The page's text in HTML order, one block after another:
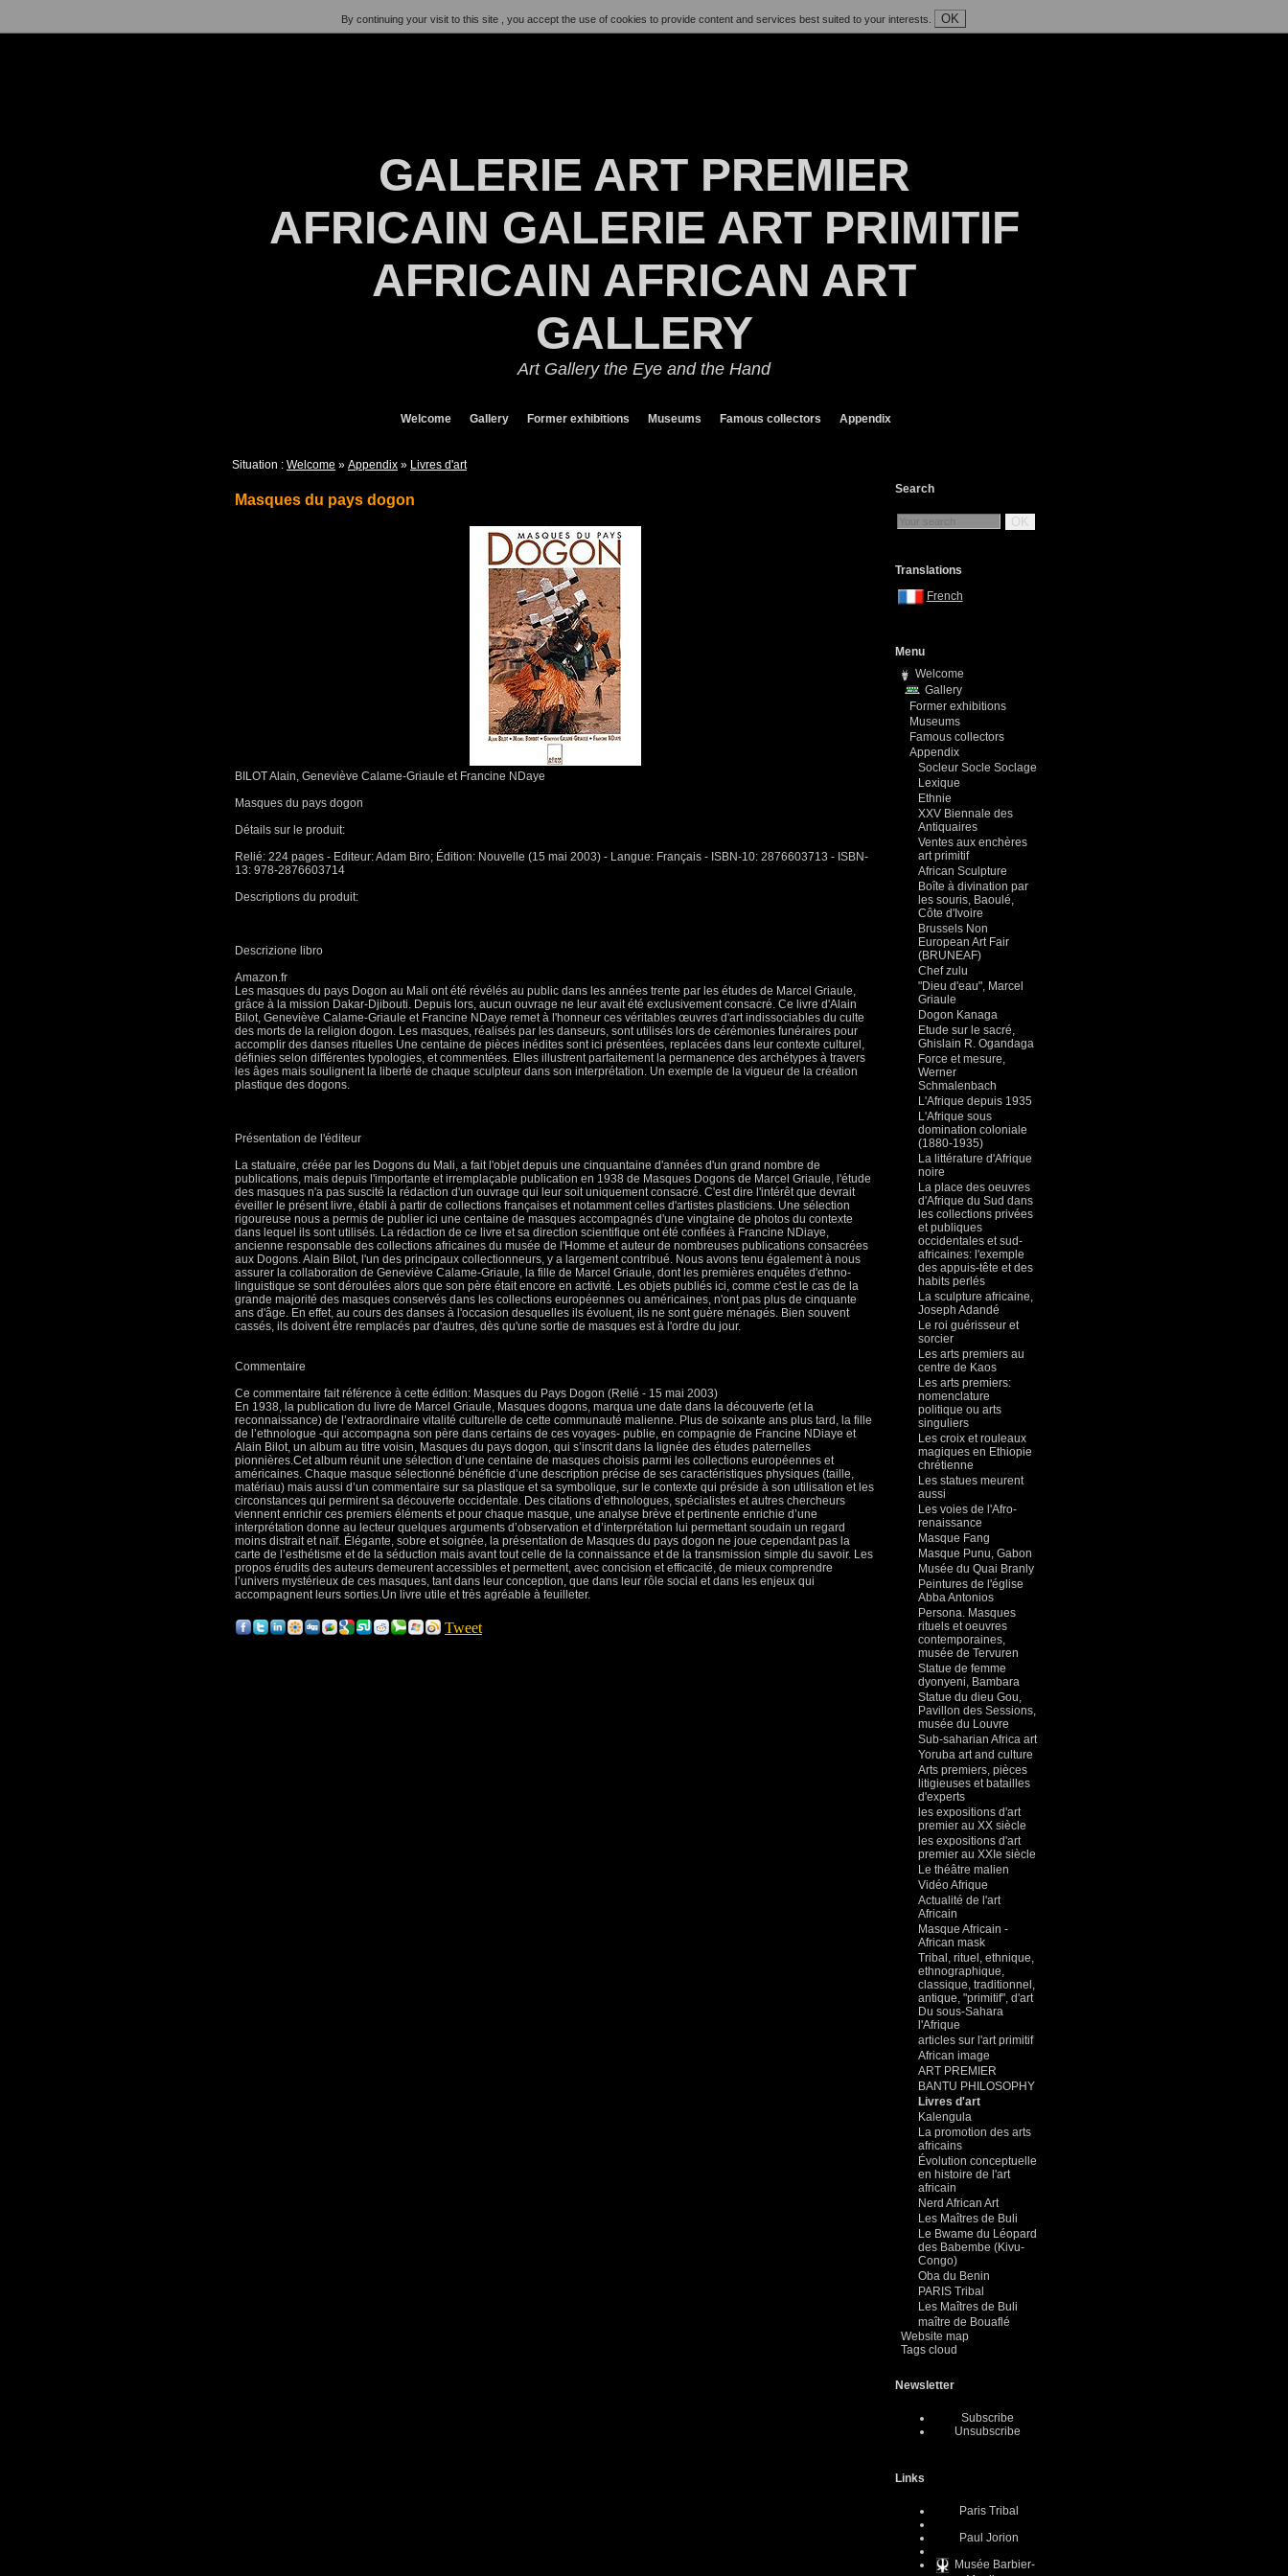
By continuing your visit to this site , you accept the use of cookies to provide content and services best suited to your interests. OK
GALERIE ART PREMIER
AFRICAIN GALERIE ART PRIMITIF
AFRICAIN AFRICAN ART
GALLERY
Art Gallery the Eye and the Hand
Welcome Gallery Former exhibitions Museums Famous collectors Appendix
Situation : Welcome » Appendix » Livres d'art
Masques du pays dogon
BILOT Alain, Geneviève Calame-Griaule et Francine NDaye
Masques du pays dogon
Détails sur le produit:
Relié: 224 pages - Editeur: Adam Biro; Édition: Nouvelle (15 mai 2003) - Langue: Français - ISBN-10: 2876603713 - ISBN-
13: 978-2876603714
Descriptions du produit:
Descrizione libro
Amazon.fr
Les masques du pays Dogon au Mali ont été révélés au public dans les années trente par les études de Marcel Griaule,
grâce à la mission Dakar-Djibouti. Depuis lors, aucun ouvrage ne leur avait été exclusivement consacré. Ce livre d'Alain
Bilot, Geneviève Calame-Griaule et Francine NDaye remet à l'honneur ces véritables œuvres d'art indissociables du culte
des morts de la religion dogon. Les masques, réalisés par les danseurs, sont utilisés lors de cérémonies funéraires pour
accomplir des danses rituelles Une centaine de pièces inédites sont ici présentées, replacées dans leur contexte culturel,
définies selon différentes typologies, et commentées. Elles illustrent parfaitement la permanence des archétypes à travers
les âges mais soulignent la liberté de chaque sculpteur dans son interprétation. Un exemple de la vigueur de la création
plastique des dogons.
Présentation de l'éditeur
La statuaire, créée par les Dogons du Mali, a fait l'objet depuis une cinquantaine d'années d'un grand nombre de
publications, mais depuis l'importante et irremplaçable publication en 1938 de Masques Dogons de Marcel Griaule, l'étude
des masques n'a pas suscité la rédaction d'un ouvrage qui leur soit uniquement consacré. C'est dire l'intérêt que devrait
éveiller le présent livre, établi à partir de collections françaises et notamment celles d'artistes plasticiens. Une sélection
rigoureuse nous a permis de publier ici une centaine de masques accompagnés d'une vingtaine de photos du contexte
dans lequel ils sont utilisés. La rédaction de ce livre et sa direction scientifique ont été confiées à Francine NDiaye,
ancienne responsable des collections africaines du musée de l'Homme et auteur de nombreuses publications consacrées
aux Dogons. Alain Bilot, l'un des principaux collectionneurs, y a largement contribué. Nous avons tenu également à nous
assurer la collaboration de Geneviève Calame-Griaule, la fille de Marcel Griaule, dont les premières enquêtes d'ethno-
linguistique se sont déroulées alors que son père était encore en activité. Les objets publiés ici, comme c'est le cas de la
grande majorité des masques conservés dans les collections européennes ou américaines, n'ont pas plus de cinquante
ans d'âge. En effet, au cours des danses à l'occasion desquelles ils évoluent, ils ne sont guère ménagés. Bien souvent
cassés, ils doivent être remplacés par d'autres, dès qu'une sortie de masques est à l'ordre du jour.
Commentaire
Ce commentaire fait référence à cette édition: Masques du Pays Dogon (Relié - 15 mai 2003)
En 1938, la publication du livre de Marcel Griaule, Masques dogons, marqua une date dans la découverte (et la
reconnaissance) de l’extraordinaire vitalité culturelle de cette communauté malienne. Plus de soixante ans plus tard, la fille
de l’ethnologue -qui accompagna son père dans certains de ces voyages- publie, en compagnie de Francine NDiaye et
Alain Bilot, un album au titre voisin, Masques du pays dogon, qui s’inscrit dans la lignée des études paternelles
pionnières.Cet album réunit une sélection d’une centaine de masques choisis parmi les collections européennes et
américaines. Chaque masque sélectionné bénéficie d’une description précise de ses caractéristiques physiques (taille,
matériau) mais aussi d’un commentaire sur sa plastique et sa symbolique, sur le contexte qui préside à son utilisation et les
circonstances qui permirent sa découverte occidentale. Des citations d’ethnologues, spécialistes et autres chercheurs
viennent enrichir ces premiers éléments et pour chaque masque, une analyse brève et pertinente enrichie d’une
interprétation donne au lecteur quelques arguments d’observation et d’interprétation lui permettant soudain un regard
moins distrait et naïf. Élégante, sobre et soignée, la présentation de Masques du pays dogon ne joue cependant pas la
carte de l’esthétisme et de la séduction mais avant tout celle de la connaissance et de la transmission simple du savoir. Les
propos érudits des auteurs demeurent accessibles et permettent, avec concision et efficacité, de mieux comprendre
l’univers mystérieux de ces masques, tant dans leur conception, que dans leur rôle social et dans les enjeux qui
accompagnent leurs sorties.Un livre utile et très agréable à feuilleter.
Tweet
Search
OK
Translations
French
Menu
Welcome
Gallery
Former exhibitions
Museums
Famous collectors
Appendix
Socleur Socle Soclage
Lexique
Ethnie
XXV Biennale des
Antiquaires
Ventes aux enchères
art primitif
African Sculpture
Boîte à divination par
les souris, Baoulé,
Côte d'Ivoire
Brussels Non
European Art Fair
(BRUNEAF)
Chef zulu
"Dieu d'eau", Marcel
Griaule
Dogon Kanaga
Etude sur le sacré,
Ghislain R. Ogandaga
Force et mesure,
Werner
Schmalenbach
L'Afrique depuis 1935
L'Afrique sous
domination coloniale
(1880-1935)
La littérature d'Afrique
noire
La place des oeuvres
d'Afrique du Sud dans
les collections privées
et publiques
occidentales et sud-
africaines: l'exemple
des appuis-tête et des
habits perlés
La sculpture africaine,
Joseph Adandé
Le roi guérisseur et
sorcier
Les arts premiers au
centre de Kaos
Les arts premiers:
nomenclature
politique ou arts
singuliers
Les croix et rouleaux
magiques en Ethiopie
chrétienne
Les statues meurent
aussi
Les voies de l'Afro-
renaissance
Masque Fang
Masque Punu, Gabon
Musée du Quai Branly
Peintures de l'église
Abba Antonios
Persona. Masques
rituels et oeuvres
contemporaines,
musée de Tervuren
Statue de femme
dyonyeni, Bambara
Statue du dieu Gou,
Pavillon des Sessions,
musée du Louvre
Sub-saharian Africa art
Yoruba art and culture
Arts premiers, pièces
litigieuses et batailles
d'experts
les expositions d'art
premier au XX siècle
les expositions d'art
premier au XXIe siècle
Le théâtre malien
Vidéo Afrique
Actualité de l'art
Africain
Masque Africain -
African mask
Tribal, rituel, ethnique,
ethnographique,
classique, traditionnel,
antique, "primitif", d'art
Du sous-Sahara
l'Afrique
articles sur l'art primitif
African image
ART PREMIER
BANTU PHILOSOPHY
Livres d'art
Kalengula
La promotion des arts
africains
Évolution conceptuelle
en histoire de l'art
africain
Nerd African Art
Les Maîtres de Buli
Le Bwame du Léopard
des Babembe (Kivu-
Congo)
Oba du Benin
PARIS Tribal
Les Maîtres de Buli
maître de Bouaflé
Website map
Tags cloud
Newsletter
Subscribe
Unsubscribe
Links
Paris Tribal
Paul Jorion
Musée Barbier-